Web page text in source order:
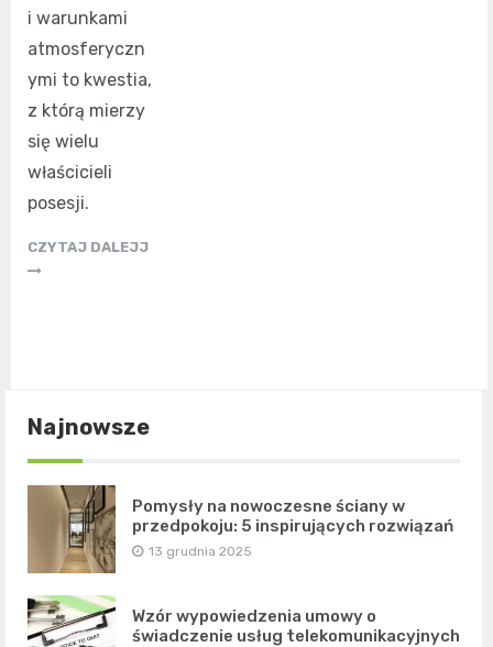
i warunkami
atmosferyczn
ymi to kwestia,
z którą mierzy
się wielu
właścicieli
posesji.
CZYTAJ DALEJJ
Najnowsze
Pomysły na nowoczesne ściany w
przedpokoju: 5 inspirujących rozwiązań
13 grudnia 2025
Wzór wypowiedzenia umowy o
świadczenie usług telekomunikacyjnych